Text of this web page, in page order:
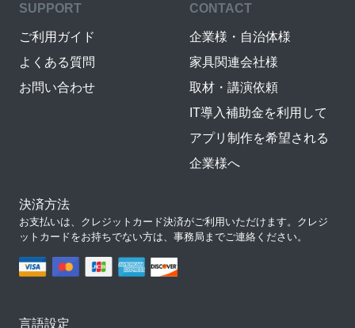
SUPPORT
ご利用ガイド
よくある質問
お問い合わせ
CONTACT
企業様・自治体様
家具関連会社様
取材・講演依頼
IT導入補助金を利用して
アプリ制作を希望される
企業様へ
決済方法
お支払いは、クレジットカード決済がご利用いただけます。クレジ
ットカードをお持ちでない方は、事務局までご連絡ください。
言語設定